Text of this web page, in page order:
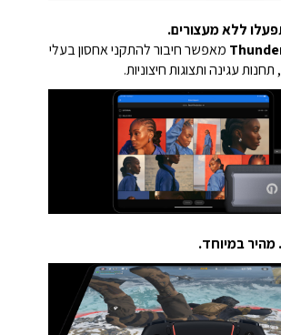
ללא מעצורים.
מאפשר חיבור להתקני אחסון בעלי
עגינה ותצוגות חיצוניות.
מהיר במיוחד.